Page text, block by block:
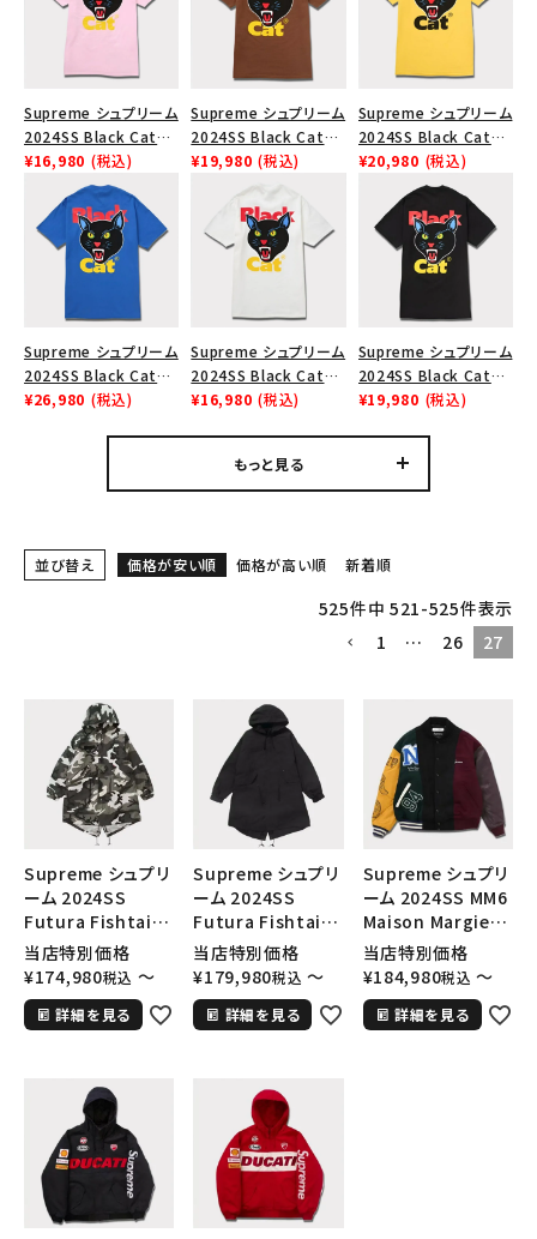
Supreme シュプリーム
2024SS Black Cat
Tee ブラックキャットT
シャツ ライトピンク 桃
¥16,980 (税込)
Supreme シュプリーム
2024SS Black Cat
Tee ブラックキャットT
シャツ ブラウン 茶
¥19,980 (税込)
Supreme シュプリーム
2024SS Black Cat
Tee ブラックキャットT
シャツ イエロー 黄
¥20,980 (税込)
Supreme シュプリーム
2024SS Black Cat
Tee ブラックキャットT
¥26,980 (税込)
Supreme シュプリーム
2024SS Black Cat
Tee ブラックキャットT
¥16,980 (税込)
Supreme シュプリーム
2024SS Black Cat
Tee ブラックキャットT
¥19,980 (税込)
もっと見る
並び替え 価格が安い順 価格が高い順 新着順
525件中 521-525件表示
1
… 26 27
Supreme シュプリ
ーム 2024SS
Futura Fishtail
Parka フューチュラ
フィッシュテイルパ
ーカジャケット スノ
ーカモ
当店特別価格
¥174,980税込 〜
詳細を見る
Supreme シュプリ
ーム 2024SS
Futura Fishtail
Parka フューチュラ
フィッシュテイルパ
ーカジャケット ブラ
ック 黒
当店特別価格
¥179,980税込 〜
詳細を見る
Supreme シュプリ
ーム 2024SS MM6
Maison Margiela
Split Varsity
Jacket MM6メゾ
ンマルジェラジャケ
ット マルチカラー
当店特別価格
¥184,980税込 〜
詳細を見る